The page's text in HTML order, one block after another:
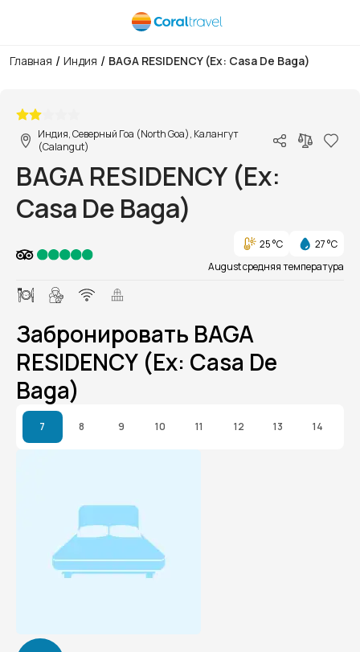
Главная / Индия / BAGA RESIDENCY (Ex: Casa De Baga)
Индия, Северный Гоа (North Goa), Калангут
(Calangut)
BAGA RESIDENCY (Ex:
Casa De Baga)
25 °C
27 °C
August средняя температура
Забронировать BAGA
RESIDENCY (Ex: Casa De
Baga)
7 8 9 10 11 12 13 14